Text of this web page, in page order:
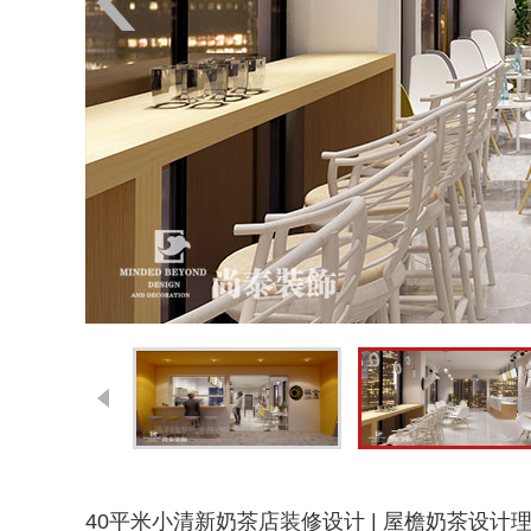
40平米小清新奶茶店装修设计 | 屋檐奶茶设计